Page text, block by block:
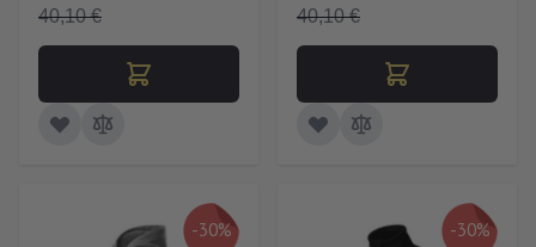
40,10 € 40,10 €
-30% -30%